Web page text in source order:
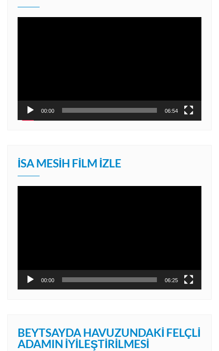
00:00 06:54
İSA MESIH FILM İZLE
00:00 06:25
BEYTSAYDA HAVUZUNDAKI FELÇLI
ADAMIN İYILEŞTIRILMESI